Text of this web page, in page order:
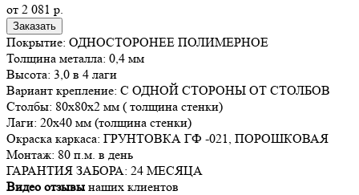
от 2 081 р.
Заказать
Покрытие: ОДНОСТОРОНЕЕ ПОЛИМЕРНОЕ
Толщина металла: 0,4 мм
Высота: 3,0 в 4 лаги
Вариант крепление: С ОДНОЙ СТОРОНЫ ОТ СТОЛБОВ
Столбы: 80х80х2 мм ( толщина стенки)
Лаги: 20х40 мм (толщина стенки)
Окраска каркаса: ГРУНТОВКА ГФ -021, ПОРОШКОВАЯ
Монтаж: 80 п.м. в день
ГАРАНТИЯ ЗАБОРА: 24 МЕСЯЦА
Видео отзывы наших клиентов